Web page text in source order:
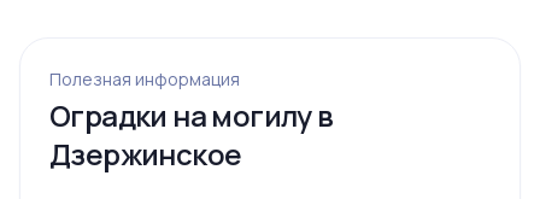
Полезная информация
Оградки на могилу в
Дзержинское